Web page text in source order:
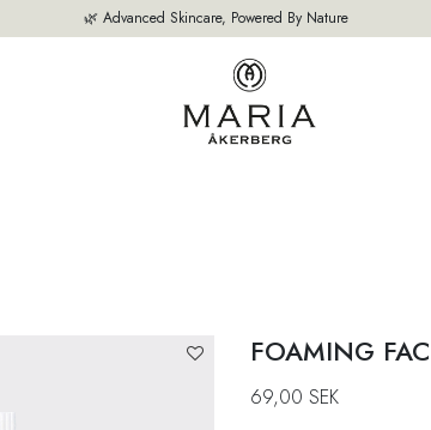
🌿 Advanced Skincare, Powered By Nature
FOAMING
69,00 SEK